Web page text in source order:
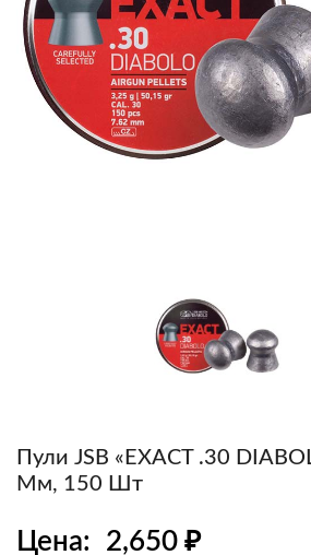
Пули JSB «EXACT .30
Мм, 150 Шт
Цена: 2,650 ₽